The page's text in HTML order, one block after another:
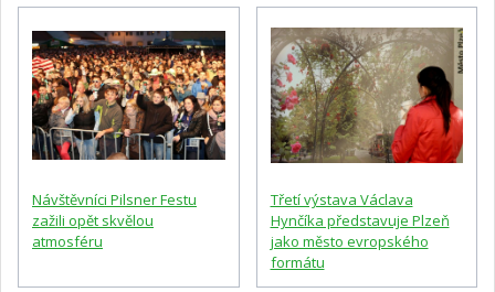
Návštěvníci Pilsner Festu
zažili opět skvělou
atmosféru
Třetí výstava Václava
Hynčíka představuje Plzeň
jako město evropského
formátu